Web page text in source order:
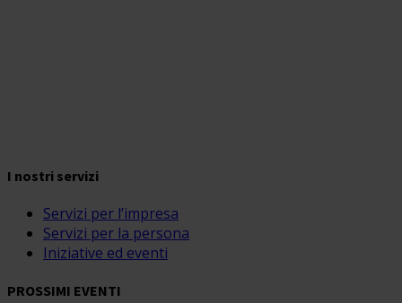
I nostri servizi
Servizi per l’impresa
Servizi per la persona
Iniziative ed eventi
PROSSIMI EVENTI